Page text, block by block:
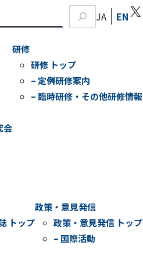
JA ENX
会
研修
研修 トップ
– 定例研修案内
– 臨時研修・その他研修情報
トップ
政策・意見発信
政策・意見発信 トップ
– 国際活動